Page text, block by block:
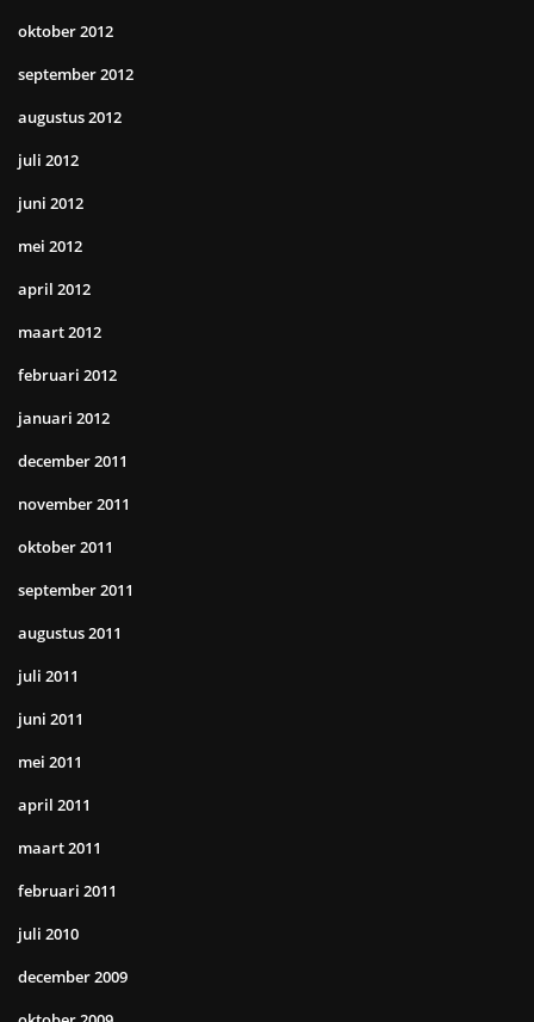
oktober 2012
september 2012
augustus 2012
juli 2012
juni 2012
mei 2012
april 2012
maart 2012
februari 2012
januari 2012
december 2011
november 2011
oktober 2011
september 2011
augustus 2011
juli 2011
juni 2011
mei 2011
april 2011
maart 2011
februari 2011
juli 2010
december 2009